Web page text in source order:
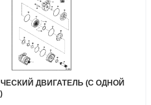
ДВИГАТЕЛЬ (С ОДНОЙ